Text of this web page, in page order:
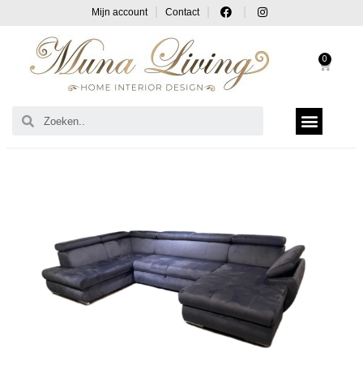
Mijn account Contact
0